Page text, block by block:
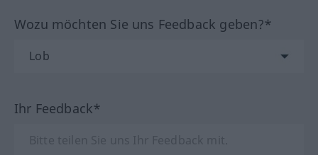
Wozu möchten Sie uns Feedback geben?*
Ihr Feedback*